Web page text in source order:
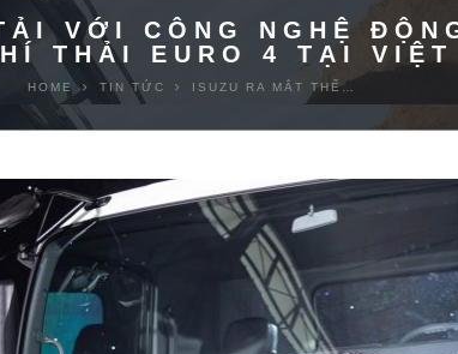
VỚI CÔNG NGHỆ
THẢI EURO 4 TẠI VIỆT
HOME TIN TỨC ISUZU RA MẮT THẾ…